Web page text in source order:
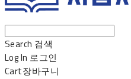
Search 검색
Log In 로그인
Cart장바구니